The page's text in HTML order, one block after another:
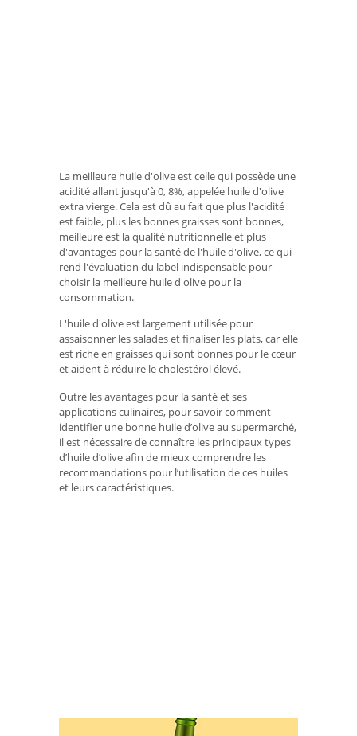
La meilleure huile d'olive est celle qui possède une
acidité allant jusqu'à 0, 8%, appelée huile d'olive
extra vierge. Cela est dû au fait que plus l'acidité
est faible, plus les bonnes graisses sont bonnes,
meilleure est la qualité nutritionnelle et plus
d'avantages pour la santé de l'huile d'olive, ce qui
rend l'évaluation du label indispensable pour
choisir la meilleure huile d'olive pour la
consommation.
L'huile d'olive est largement utilisée pour
assaisonner les salades et finaliser les plats, car elle
est riche en graisses qui sont bonnes pour le cœur
et aident à réduire le cholestérol élevé.
Outre les avantages pour la santé et ses
applications culinaires, pour savoir comment
identifier une bonne huile d’olive au supermarché,
il est nécessaire de connaître les principaux types
d’huile d’olive afin de mieux comprendre les
recommandations pour l’utilisation de ces huiles
et leurs caractéristiques.